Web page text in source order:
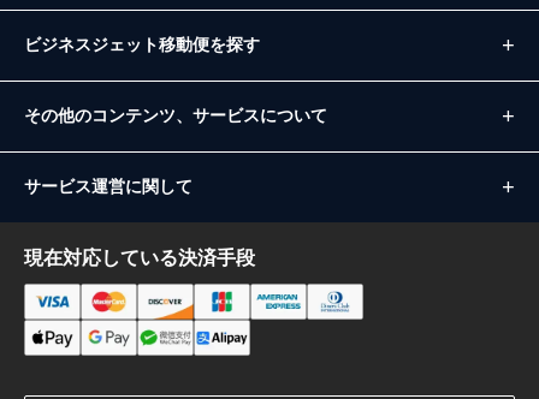
ビジネスジェット移動便を探す
その他のコンテンツ、サービスについて
サービス運営に関して
現在対応している決済手段